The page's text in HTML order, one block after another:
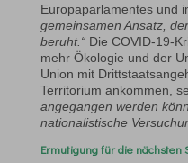
Europaparlamentes und
gemeinsamen Ansatz,
beruht.“Die COVID-19-
mehr Ökologie und der
Union mit
Territorium ankommen,
angegangen werden
nationalistische
Ermutigung für die nächsten